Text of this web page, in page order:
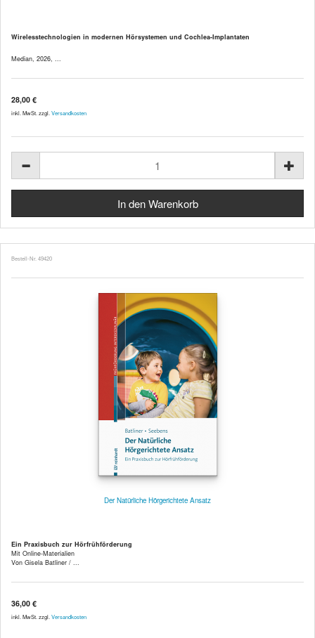
Wirelesstechnologien in modernen Hörsystemen und Cochlea-Implantaten
Median, 2026, ...
28,00 €
inkl. MwSt. zzgl. Versandkosten
Bestell-Nr. 49420
Der Natürliche Hörgerichtete Ansatz
Ein Praxisbuch zur Hörfrühförderung
Mit Online-Materialien
Von Gisela Batliner / ...
36,00 €
inkl. MwSt. zzgl. Versandkosten